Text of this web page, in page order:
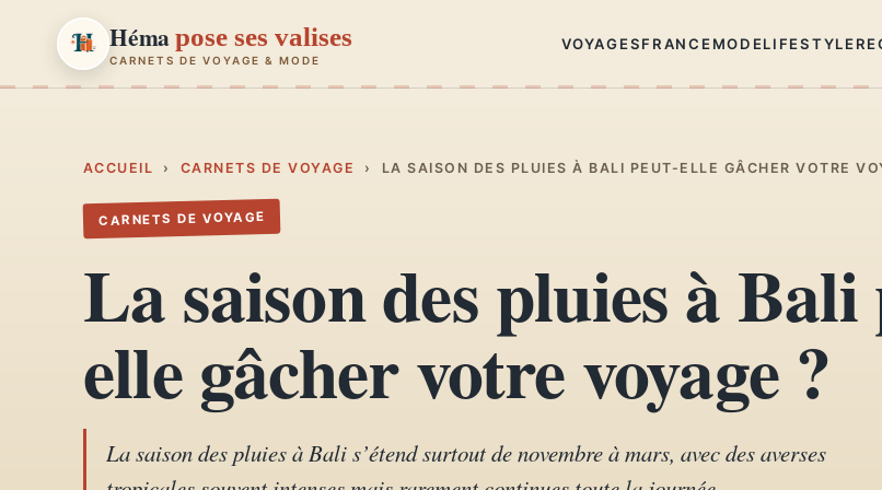
Hémapose ses valises
CARNETS DE VOYAGE & MODE
VOYAGESFRANCEMODELIFESTYLE
01 Carnets de voyage
Escapades en France
Provence, Paris, Marseille…
Mode et style
ACCUEIL › CARNETS DE VOYAGE › LA SAISON DES PLUIES À BALI PEUT-ELLE GÂCHER VOTRE
CARNETS DE VOYAGE
La saison des pluies à
elle gâcher votre voyage ?
La saison des pluies à Bali s’étend surtout de novembre à mars, avec des averses